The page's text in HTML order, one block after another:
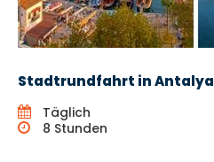
Stadtrundfahrt in Antalya
Täglich
8 Stunden